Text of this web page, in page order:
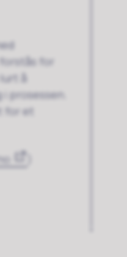
for
å
prosessen.
for et